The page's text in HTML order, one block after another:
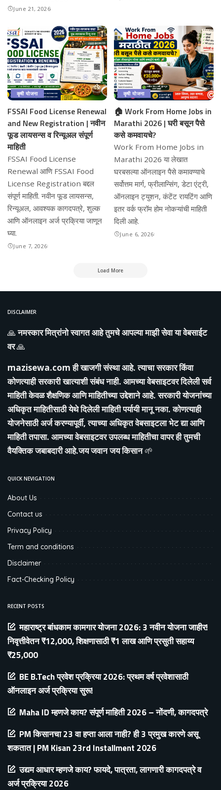
June 21, 2026
कृषी योजना
FSSAI Food License Renewal
and New Registration | नवीन
फूड लायसन्स व रिन्यूअल संपूर्ण
माहिती
FSSAI Food License
Renewal आणि FSSAI Food
License Registration बद्दल
संपूर्ण माहिती. नवीन फूड लायसन्स,
रिन्यूअल, आवश्यक कागदपत्रे, शुल्क
आणि ऑनलाइन अर्ज प्रक्रिया जाणून
घ्या.
June 7, 2026
कृषी योजना
🏠 Work From Home Jobs in
Marathi 2026 | घरी बसून पैसे
कसे कमवायचे?
Work From Home Jobs in
Marathi 2026 या लेखात
घरबसल्या ऑनलाइन पैसे कमावण्याचे
सर्वोत्तम मार्ग, फ्रीलान्सिंग, डेटा एंट्री,
ऑनलाइन ट्युशन, कंटेंट रायटिंग आणि
इतर वर्क फ्रॉम होम नोकऱ्यांची माहिती
दिली आहे.
June 6, 2026
Load More
DISCLAIMER
🙏नमस्कार मित्रांनो स्वागत आहे तुमचे आपल्या माझी सेवा या वेबसाईट
वर🙏
mazisewa.comही खाजगी संस्था आहे. त्याचा सरकार किंवा
कोणत्याही सरकारी खात्याशी संबंध नाही. आमच्या वेबसाइटवर दिलेली सर्व
माहिती केवळ शैक्षणिक आणि माहितीच्या उद्देशाने आहे. सरकारी योजनांच्या
अधिकृत माहितीसाठी येथे दिलेली माहिती पर्यायी मानू नका. कोणत्याही
योजनेसाठी अर्ज करण्यापूर्वी, त्याच्या अधिकृत वेबसाइटला भेट द्या आणि
माहिती तपासा. आमच्या वेबसाइटवर उपलब्ध माहितीचा वापर ही तुमची
वैयक्तिक जबाबदारी आहे.जय जवान जय किसान🌱
QUICK NEVIGATION
About Us
Contact us
Privacy Policy
Term and conditions
Disclaimer
Fact-Checking Policy
RECENT POSTS
महाराष्ट्र बांधकाम कामगार योजना 2026: 3 नवीन योजना जाहीर!
निवृत्तीवेतन ₹12,000, शिक्षणासाठी ₹1 लाख आणि प्रसुती सहाय्य
₹25,000
BE B.Tech प्रवेश प्रक्रिया 2026: प्रथम वर्ष प्रवेशासाठी
ऑनलाइन अर्ज प्रक्रिया सुरू!
Maha ID म्हणजे काय? संपूर्ण माहिती 2026 – नोंदणी, कागदपत्रे
PM किसानचा 23 वा हप्ता आला नाही? ही 3 प्रमुख कारणे असू
शकतात | PM Kisan 23rd Installment 2026
उद्यम आधार म्हणजे काय? फायदे, पात्रता, लागणारी कागदपत्रे व
अर्ज प्रक्रिया 2026